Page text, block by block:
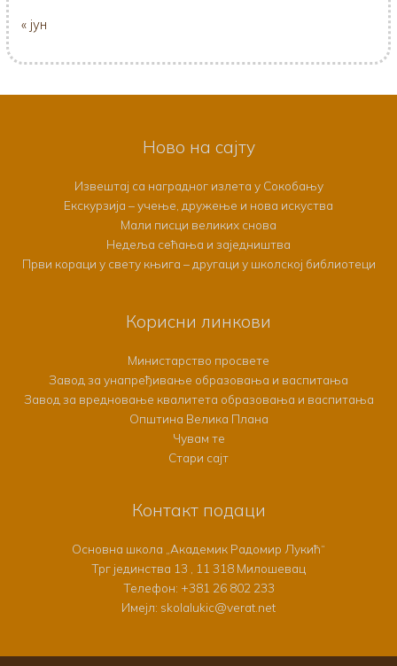
« јун
Ново на сајту
Извештај са наградног излета у Сокобању
Екскурзија – учење, дружење и нова искуства
Мали писци великих снова
Недеља сећања и заједништва
Први кораци у свету књига – другаци у школској библиотеци
Корисни линкови
Министарство просвете
Завод за унапређивање образовања и васпитања
Завод за вредновање квалитета образовања и васпитања
Општина Велика Плана
Чувам те
Стари сајт
Контакт подаци
Основна школа „Академик Радомир Лукић“
Трг јединства 13 , 11 318 Милошевац
Телефон: +381 26 802 233
Имејл: skolalukic@verat.net